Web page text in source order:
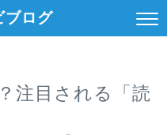
ブログ
注目される「読